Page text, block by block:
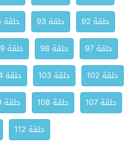
حلقة 92
حلقة 93 حلقة 94
حلقة 97
حلقة 98 حلقة 99
حلقة 102
حلقة 103 حلقة 104
حلقة 107
حلقة 108 حلقة 109
حلقة 112